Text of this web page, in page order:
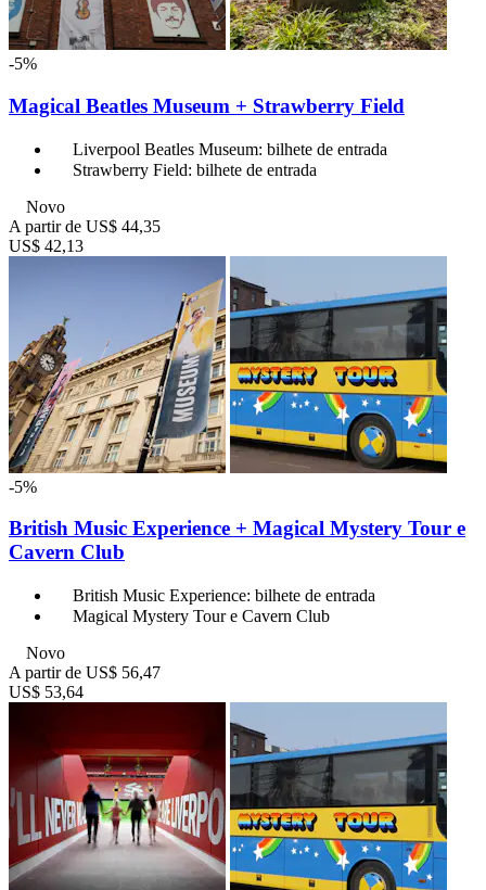
-5%
Magical Beatles Museum + Strawberry Field
Liverpool Beatles Museum: bilhete de entrada
Strawberry Field: bilhete de entrada
Novo
A partir de US$ 44,35
US$ 42,13
-5%
British Music Experience + Magical Mystery Tour e
Cavern Club
British Music Experience: bilhete de entrada
Magical Mystery Tour e Cavern Club
Novo
A partir de US$ 56,47
US$ 53,64